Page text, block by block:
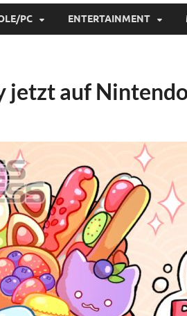
PC ENTERTAINMENT
jetzt auf